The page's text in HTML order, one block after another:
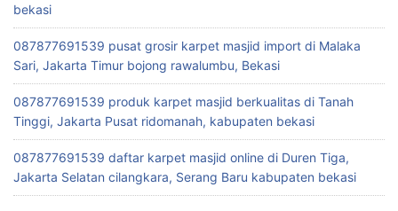
bekasi
087877691539 pusat grosir karpet masjid import di Malaka
Sari, Jakarta Timur bojong rawalumbu, Bekasi
087877691539 produk karpet masjid berkualitas di Tanah
Tinggi, Jakarta Pusat ridomanah, kabupaten bekasi
087877691539 daftar karpet masjid online di Duren Tiga,
Jakarta Selatan cilangkara, Serang Baru kabupaten bekasi